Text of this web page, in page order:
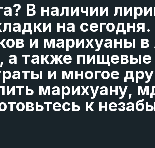
В наличии
на сегодня.
и марихуаны в
также пищевые
и многое
марихуану,
к